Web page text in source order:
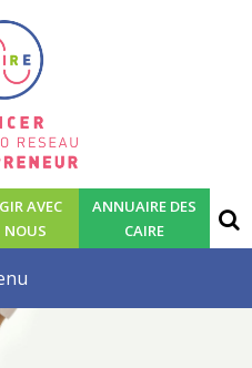
AVEC
NOUS
ANNUAIRE DES
CAIRE